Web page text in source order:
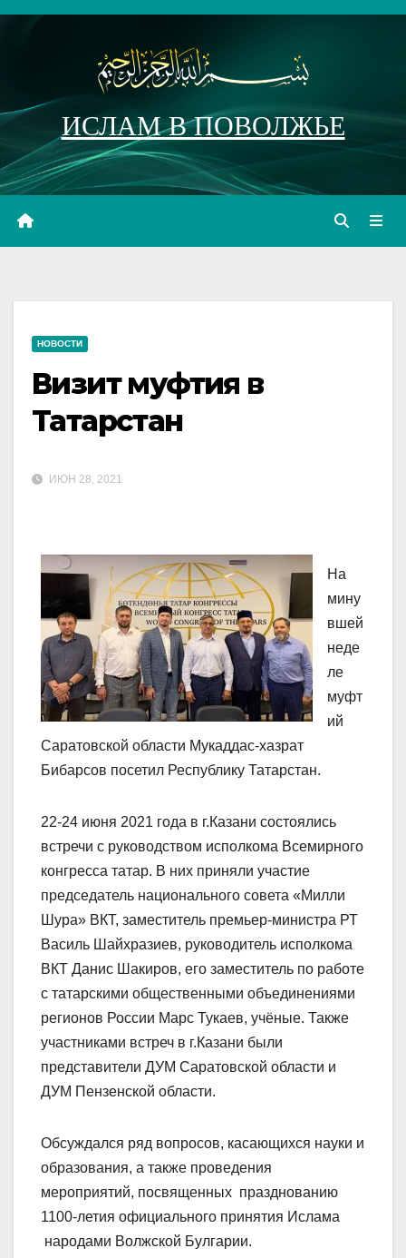
Перейти
ИСЛАМ В ПОВОЛЖЬЕ
НОВОСТИ
Визит муфтия в
Татарстан
ИЮН 28, 2021
На
мину
вшей
неде
ле
муфт
ий
Саратовской области Мукаддас-хазрат
Бибарсов посетил Республику Татарстан.
22-24 июня 2021 года в г.Казани состоялись
встречи с руководством исполкома Всемирного
конгресса татар. В них приняли участие
председатель национального совета «Милли
Шура» ВКТ, заместитель премьер-министра РТ
Василь Шайхразиев, руководитель исполкома
ВКТ Данис Шакиров, его заместитель по работе
с татарскими общественными объединениями
регионов России Марс Тукаев, учёные. Также
участниками встреч в г.Казани были
представители ДУМ Саратовской области и
ДУМ Пензенской области.
Обсуждался ряд вопросов, касающихся науки и
образования, а также проведения
мероприятий, посвященных празднованию
1100-летия официального принятия Ислама
народами Волжской Булгарии.